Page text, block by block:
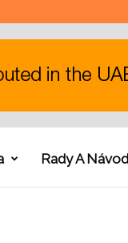
Rady A